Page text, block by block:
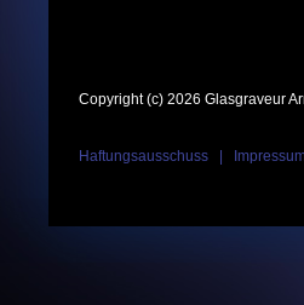
Copyright (c) 2026 Glasgraveur
Haftungsausschuss